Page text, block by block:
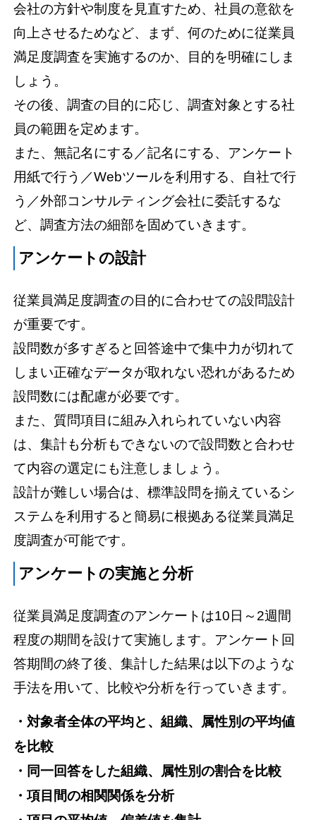
会社の方針や制度を見直すため、社員の意欲を
向上させるためなど、まず、何のために従業員
満足度調査を実施するのか、目的を明確にしま
しょう。
その後、調査の目的に応じ、調査対象とする社
員の範囲を定めます。
また、無記名にする／記名にする、アンケート
用紙で行う／Webツールを利用する、自社で行
う／外部コンサルティング会社に委託するな
ど、調査方法の細部を固めていきます。
アンケートの設計
従業員満足度調査の目的に合わせての設問設計
が重要です。
設問数が多すぎると回答途中で集中力が切れて
しまい正確なデータが取れない恐れがあるため
設問数には配慮が必要です。
また、質問項目に組み入れられていない内容
は、集計も分析もできないので設問数と合わせ
て内容の選定にも注意しましょう。
設計が難しい場合は、標準設問を揃えているシ
ステムを利用すると簡易に根拠ある従業員満足
度調査が可能です。
アンケートの実施と分析
従業員満足度調査のアンケートは10日～2週間
程度の期間を設けて実施します。アンケート回
答期間の終了後、集計した結果は以下のような
手法を用いて、比較や分析を行っていきます。
・対象者全体の平均と、組織、属性別の平均値
を比較
・同一回答をした組織、属性別の割合を比較
・項目間の相関関係を分析